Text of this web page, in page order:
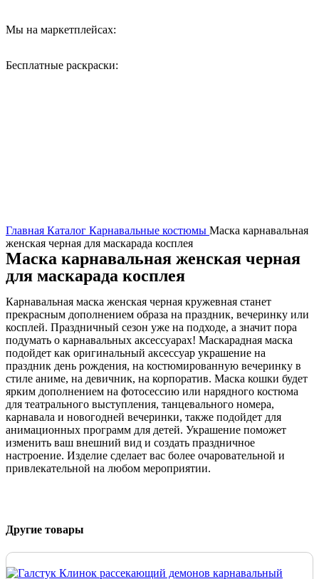
Мы на маркетплейсах:
Бесплатные раскраски:
Главная Каталог Карнавальные костюмы Маска карнавальная
женская черная для маскарада косплея
Маска карнавальная женская черная
для маскарада косплея
Карнавальная маска женская черная кружевная станет
прекрасным дополнением образа на праздник, вечеринку или
косплей. Праздничный сезон уже на подходе, а значит пора
подумать о карнавальных аксессуарах! Маскарадная маска
подойдет как оригинальный аксессуар украшение на
праздник день рождения, на костюмированную вечеринку в
стиле аниме, на девичник, на корпоратив. Маска кошки будет
ярким дополнением на фотосессию или нарядного костюма
для театрального выступления, танцевального номера,
карнавала и новогодней вечеринки, также подойдет для
анимационных программ для детей. Украшение поможет
изменить ваш внешний вид и создать праздничное
настроение. Изделие сделает вас более очаровательной и
привлекательной на любом мероприятии.
Другие товары